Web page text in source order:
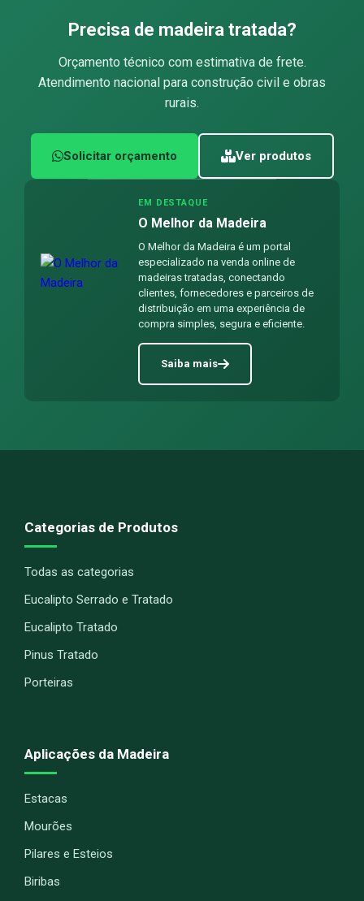
Precisa de madeira tratada?
Orçamento técnico com estimativa de frete.
Atendimento nacional para construção civil e obras
rurais.
Solicitar orçamento Ver produtos
EM DESTAQUE
O Melhor da Madeira
O Melhor da Madeira é um portal
especializado na venda online de
madeiras tratadas, conectando
clientes, fornecedores e parceiros de
distribuição em uma experiência de
compra simples, segura e eficiente.
Saiba mais
Categorias de Produtos
Todas as categorias
Eucalipto Serrado e Tratado
Eucalipto Tratado
Pinus Tratado
Porteiras
Aplicações da Madeira
Estacas
Mourões
Pilares e Esteios
Biribas